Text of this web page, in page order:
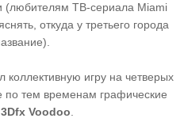
ТВ-сериала Miami
откуда у третьего города
коллективную игру на четверых
по тем временам графические
3Dfx Voodoo